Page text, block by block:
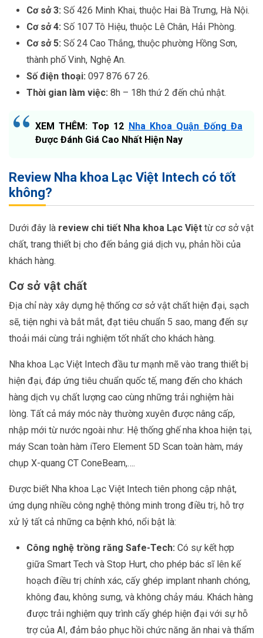
Cơ sở 3: Số 426 Minh Khai, thuộc Hai Bà Trưng, Hà Nội.
Cơ sở 4: Số 107 Tô Hiệu, thuộc Lê Chân, Hải Phòng.
Cơ sở 5: Số 24 Cao Thắng, thuộc phường Hồng Sơn,
thành phố Vinh, Nghệ An.
Số điện thoại: 097 876 67 26.
Thời gian làm việc: 8h – 18h thứ 2 đến chủ nhật.
XEM THÊM: Top 12 Nha Khoa Quận Đống Đa
Được Đánh Giá Cao Nhất Hiện Nay
Review Nha khoa Lạc Việt Intech có tốt
không?
Dưới đây là review chi tiết Nha khoa Lạc Việt từ cơ sở vật
chất, trang thiết bị cho đến bảng giá dịch vụ, phản hồi của
khách hàng.
Cơ sở vật chất
Địa chỉ này xây dựng hệ thống cơ sở vật chất hiện đại, sạch
sẽ, tiện nghi và bắt mắt, đạt tiêu chuẩn 5 sao, mang đến sự
thoải mái cùng trải nghiệm tốt nhất cho khách hàng.
Nha khoa Lạc Việt Intech đầu tư mạnh mẽ vào trang thiết bị
hiện đại, đáp ứng tiêu chuẩn quốc tế, mang đến cho khách
hàng dịch vụ chất lượng cao cùng những trải nghiệm hài
lòng. Tất cả máy móc này thường xuyên được nâng cấp,
nhập mới từ nước ngoài như: Hệ thống ghế nha khoa hiện tại,
máy Scan toàn hàm iTero Element 5D Scan toàn hàm, máy
chụp X-quang CT ConeBeam,….
Được biết Nha khoa Lạc Việt Intech tiên phong cập nhật,
ứng dụng nhiều công nghệ thông minh trong điều trị, hỗ trợ
xử lý tất cả những ca bệnh khó, nổi bật là:
Công nghệ trồng răng Safe-Tech: Có sự kết hợp
giữa Smart Tech và Stop Hurt, cho phép bác sĩ lên kế
hoạch điều trị chính xác, cấy ghép implant nhanh chóng,
không đau, không sưng, và không chảy máu. Khách hàng
được trải nghiệm quy trình cấy ghép hiện đại với sự hỗ
trợ của AI, đảm bảo phục hồi chức năng ăn nhai và thẩm